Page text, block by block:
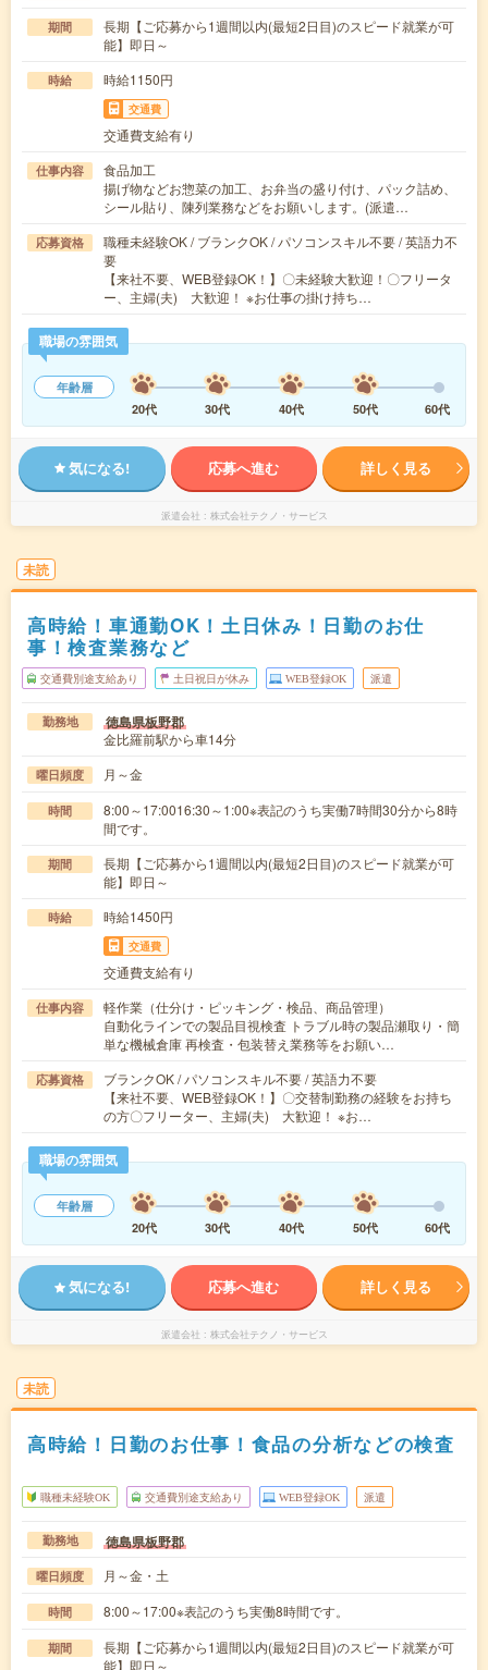
期間
長期【ご応募から1週間以内(最短2日目)のスピード就業が可
能】即日～
時給 時給1150円
交通費
交通費支給有り
仕事内容
食品加工
揚げ物などお惣菜の加工、お弁当の盛り付け、パック詰め、
シール貼り、陳列業務などをお願いします。(派遣…
応募資格
職種未経験OK / ブランクOK / パソコンスキル不要 / 英語力不
要
【来社不要、WEB登録OK！】〇未経験大歓迎！〇フリータ
ー、主婦(夫) 大歓迎！ ※お仕事の掛け持ち…
職場の雰囲気
年齢層
20代
30代 40代 50代 60代
気になる! 応募へ進む 詳しく見る
派遣会社 株式会社テクノ・サービス
未読
高時給！車通勤OK！土日休み！日勤のお仕
事！検査業務など
交通費別途支給あり 土日祝日が休み WEB登録OK 派遣
勤務地 徳島県板野郡
金比羅前駅から車14分
曜日頻度 月～金
時間
8:00～17:0016:30～1:00※表記のうち実働7時間30分から8時
間です。
期間
長期【ご応募から1週間以内(最短2日目)のスピード就業が可
能】即日～
時給 時給1450円
交通費
交通費支給有り
仕事内容
軽作業（仕分け・ピッキング・検品、商品管理）
自動化ラインでの製品目視検査 トラブル時の製品瀬取り・簡
単な機械倉庫 再検査・包装替え業務等をお願い…
応募資格
ブランクOK / パソコンスキル不要 / 英語力不要
【来社不要、WEB登録OK！】〇交替制勤務の経験をお持ち
の方〇フリーター、主婦(夫) 大歓迎！ ※お…
職場の雰囲気
年齢層
20代
30代 40代 50代 60代
気になる! 応募へ進む 詳しく見る
派遣会社 株式会社テクノ・サービス
未読
高時給！日勤のお仕事！食品の分析などの検査
職種未経験OK 交通費別途支給あり WEB登録OK 派遣
勤務地 徳島県板野郡
曜日頻度 月～金・土
時間 8:00～17:00※表記のうち実働8時間です。
期間
長期【ご応募から1週間以内(最短2日目)のスピード就業が可
能】即日～